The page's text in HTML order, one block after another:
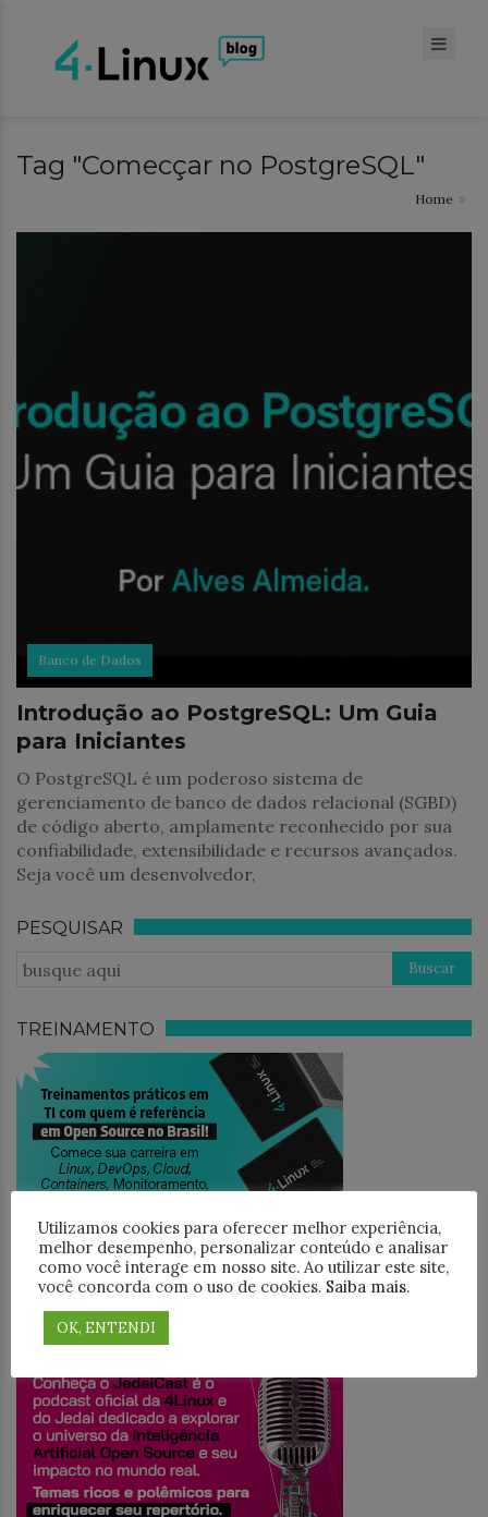
Tag "Comecçar no PostgreSQL"
Home
Banco de Dados
Introdução ao PostgreSQL: Um Guia
para Iniciantes
O PostgreSQL é um poderoso sistema de
gerenciamento de banco de dados relacional (SGBD)
de código aberto, amplamente reconhecido por sua
confiabilidade, extensibilidade e recursos avançados.
Seja você um desenvolvedor,
PESQUISAR
TREINAMENTO
JEDAICAST
Utilizamos cookies para oferecer melhor experiência,
melhor desempenho, personalizar conteúdo e analisar
como você interage em nosso site. Ao utilizar este site,
você concorda com o uso de cookies. Saiba mais.
OK, ENTENDI